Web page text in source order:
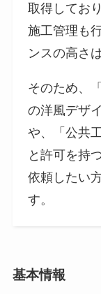
取得してお
施工管理も
ンスの高さ
そのため、
の洋風デザ
や、「公共
と許可を持
依頼したい
す。
基本情報